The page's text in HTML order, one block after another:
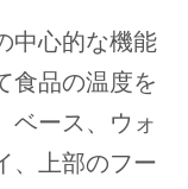
中心的な機能
食品の温度を
ベース、ウォ
、上部のフー